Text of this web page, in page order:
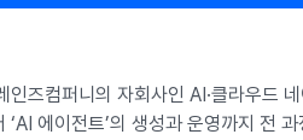
즈컴퍼니의 자회사인 AI·클라우드
‘AI 에이전트’의 생성과 운영까지 전